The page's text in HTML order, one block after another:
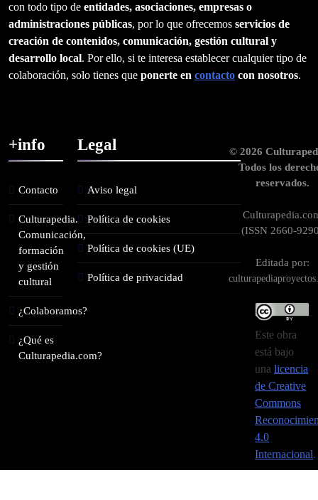
con todo tipo de entidades, asociaciones, empresas o
administraciones públicas, por lo que ofrecemos servicios de
creación de contenidos, comunicación, gestión cultural y
desarrollo local. Por ello, si te interesa establecer cualquier tipo de
colaboración, solo tienes que ponerte en contacto con nosotros.
+info
Contacto
Culturapedia.
Comunicación,
formación
y gestión
cultural
¿Colaboramos?
¿Qué es
Culturapedia.com?
Legal
Aviso legal
Política de cookies
Política de cookies (UE)
Política de privacidad
© 2026
Todos los
reservados.
(ISSN 2660-
Editada por:
Este obra
está bajo
unalicencia
de Creative
Commons
4.0
Internacional.